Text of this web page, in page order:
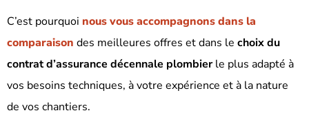
C’est pourquoi nous vous accompagnons dans la
comparaison des meilleures offres et dans le choix du
contrat d’assurance décennale plombierle plus adapté à
vos besoins techniques, à votre expérience et à la nature
de vos chantiers.